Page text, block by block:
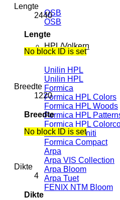
OSB
OSB
HPL/Volkern
Unilin HPL
Unilin HPL
Formica
Formica HPL Colors
Formica HPL Woods
Formica HPL
Formica HPL
Formica Infiniti
Formica Compact
Arpa
Arpa VIS Collection
Arpa Bloom
Arpa Tuet
FENIX NTM Bloom
Lengte
2440
Lengte
No block ID is set
Breedte
1220
Breedte
No block ID is set
Dikte
4
Dikte